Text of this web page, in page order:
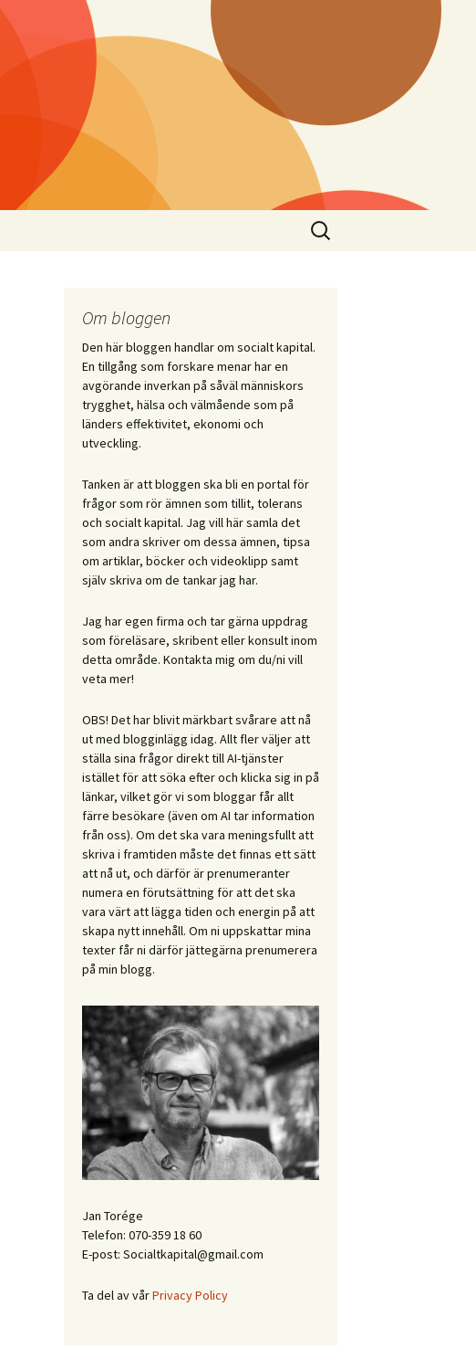
Sök
efter:
Om bloggen
Den här bloggen handlar om socialt kapital.
En tillgång som forskare menar har en
avgörande inverkan på såväl människors
trygghet, hälsa och välmående som på
länders effektivitet, ekonomi och
utveckling.
Tanken är att bloggen ska bli en portal för
frågor som rör ämnen som tillit, tolerans
och socialt kapital. Jag vill här samla det
som andra skriver om dessa ämnen, tipsa
om artiklar, böcker och videoklipp samt
själv skriva om de tankar jag har.
Jag har egen firma och tar gärna uppdrag
som föreläsare, skribent eller konsult inom
detta område. Kontakta mig om du/ni vill
veta mer!
OBS! Det har blivit märkbart svårare att nå
ut med blogginlägg idag. Allt fler väljer att
ställa sina frågor direkt till AI-tjänster
istället för att söka efter och klicka sig in på
länkar, vilket gör vi som bloggar får allt
färre besökare (även om AI tar information
från oss). Om det ska vara meningsfullt att
skriva i framtiden måste det finnas ett sätt
att nå ut, och därför är prenumeranter
numera en förutsättning för att det ska
vara värt att lägga tiden och energin på att
skapa nytt innehåll. Om ni uppskattar mina
texter får ni därför jättegärna prenumerera
på min blogg.
Jan Torége
Telefon: 070-359 18 60
E-post: Socialtkapital@gmail.com
Ta del av vårPrivacy Policy